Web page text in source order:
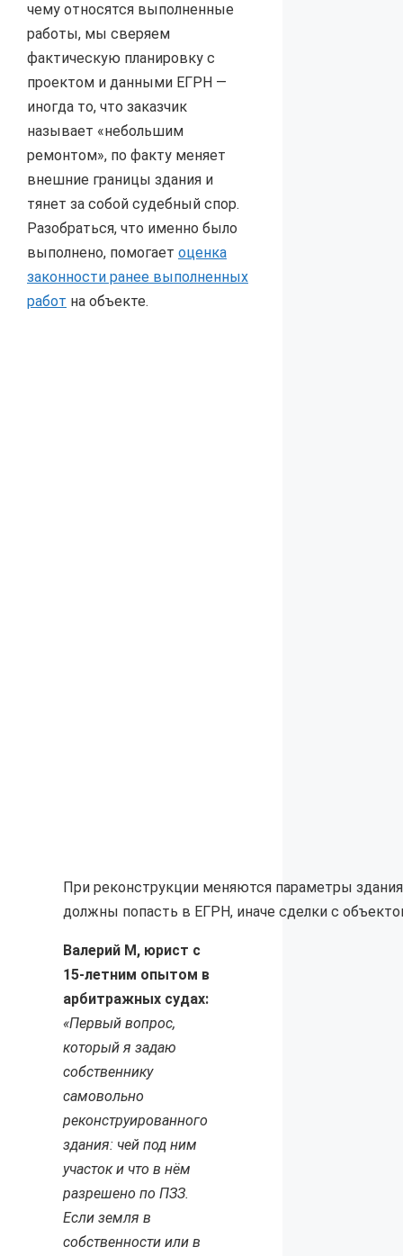
чему относятся выполненные
работы, мы сверяем
фактическую планировку с
проектом и данными ЕГРН —
иногда то, что заказчик
называет «небольшим
ремонтом», по факту меняет
внешние границы здания и
тянет за собой судебный спор.
Разобраться, что именно было
выполнено, помогает оценка
законности ранее выполненных
работ на объекте.
При реконструкции меняются параметры
должны попасть в ЕГРН, иначе сделки с
Валерий М, юрист с
15-летним опытом в
арбитражных судах:
«Первый вопрос,
который я задаю
собственнику
самовольно
реконструированного
здания: чей под ним
участок и что в нём
разрешено по ПЗЗ.
Если земля в
собственности или в